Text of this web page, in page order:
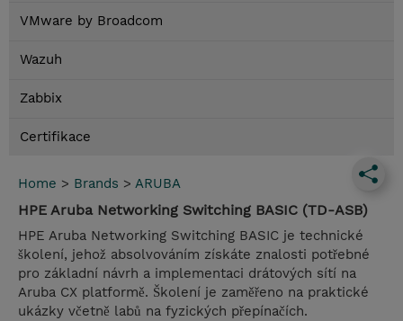
VMware by Broadcom
Wazuh
Zabbix
Certifikace
Home > Brands > ARUBA
HPE Aruba Networking Switching BASIC (TD-ASB)
HPE Aruba Networking Switching BASIC je technické
školení, jehož absolvováním získáte znalosti potřebné
pro základní návrh a implementaci drátových sítí na
Aruba CX platformě. Školení je zaměřeno na praktické
ukázky včetně labů na fyzických přepínačích.